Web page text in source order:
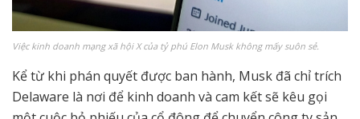
Việc kinh doanh mạng xã hội X của tỷ phú Elon Musk không mấy suôn sẻ.
Kể từ khi phán quyết được ban hành, Musk đã chỉ trích
Delaware là nơi để kinh doanh và cam kết sẽ kêu gọi